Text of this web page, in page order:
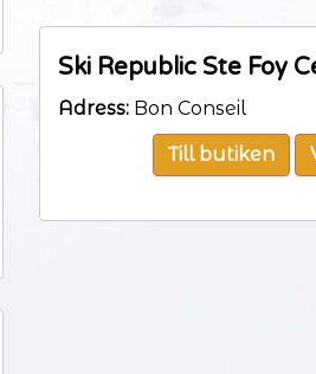
Ski Republic Ste Foy
Adress: Bon Conseil
Till butiken